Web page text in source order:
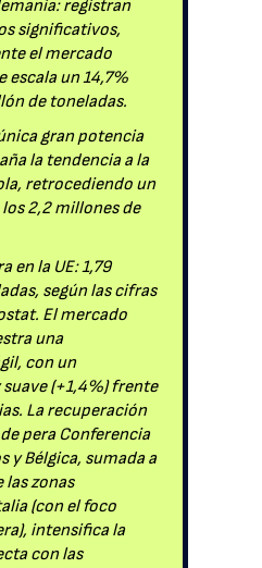
registran
significativos,
el mercado
escala un 14,7%
de toneladas.
gran potencia
la tendencia a la
retrocediendo un
2,2 millones de
en la UE: 1,79
según las cifras
El mercado
una
con un
(+1,4%) frente
La recuperación
pera Conferencia
y Bélgica, sumada a
zonas
(con el foco
intensifica la
con las